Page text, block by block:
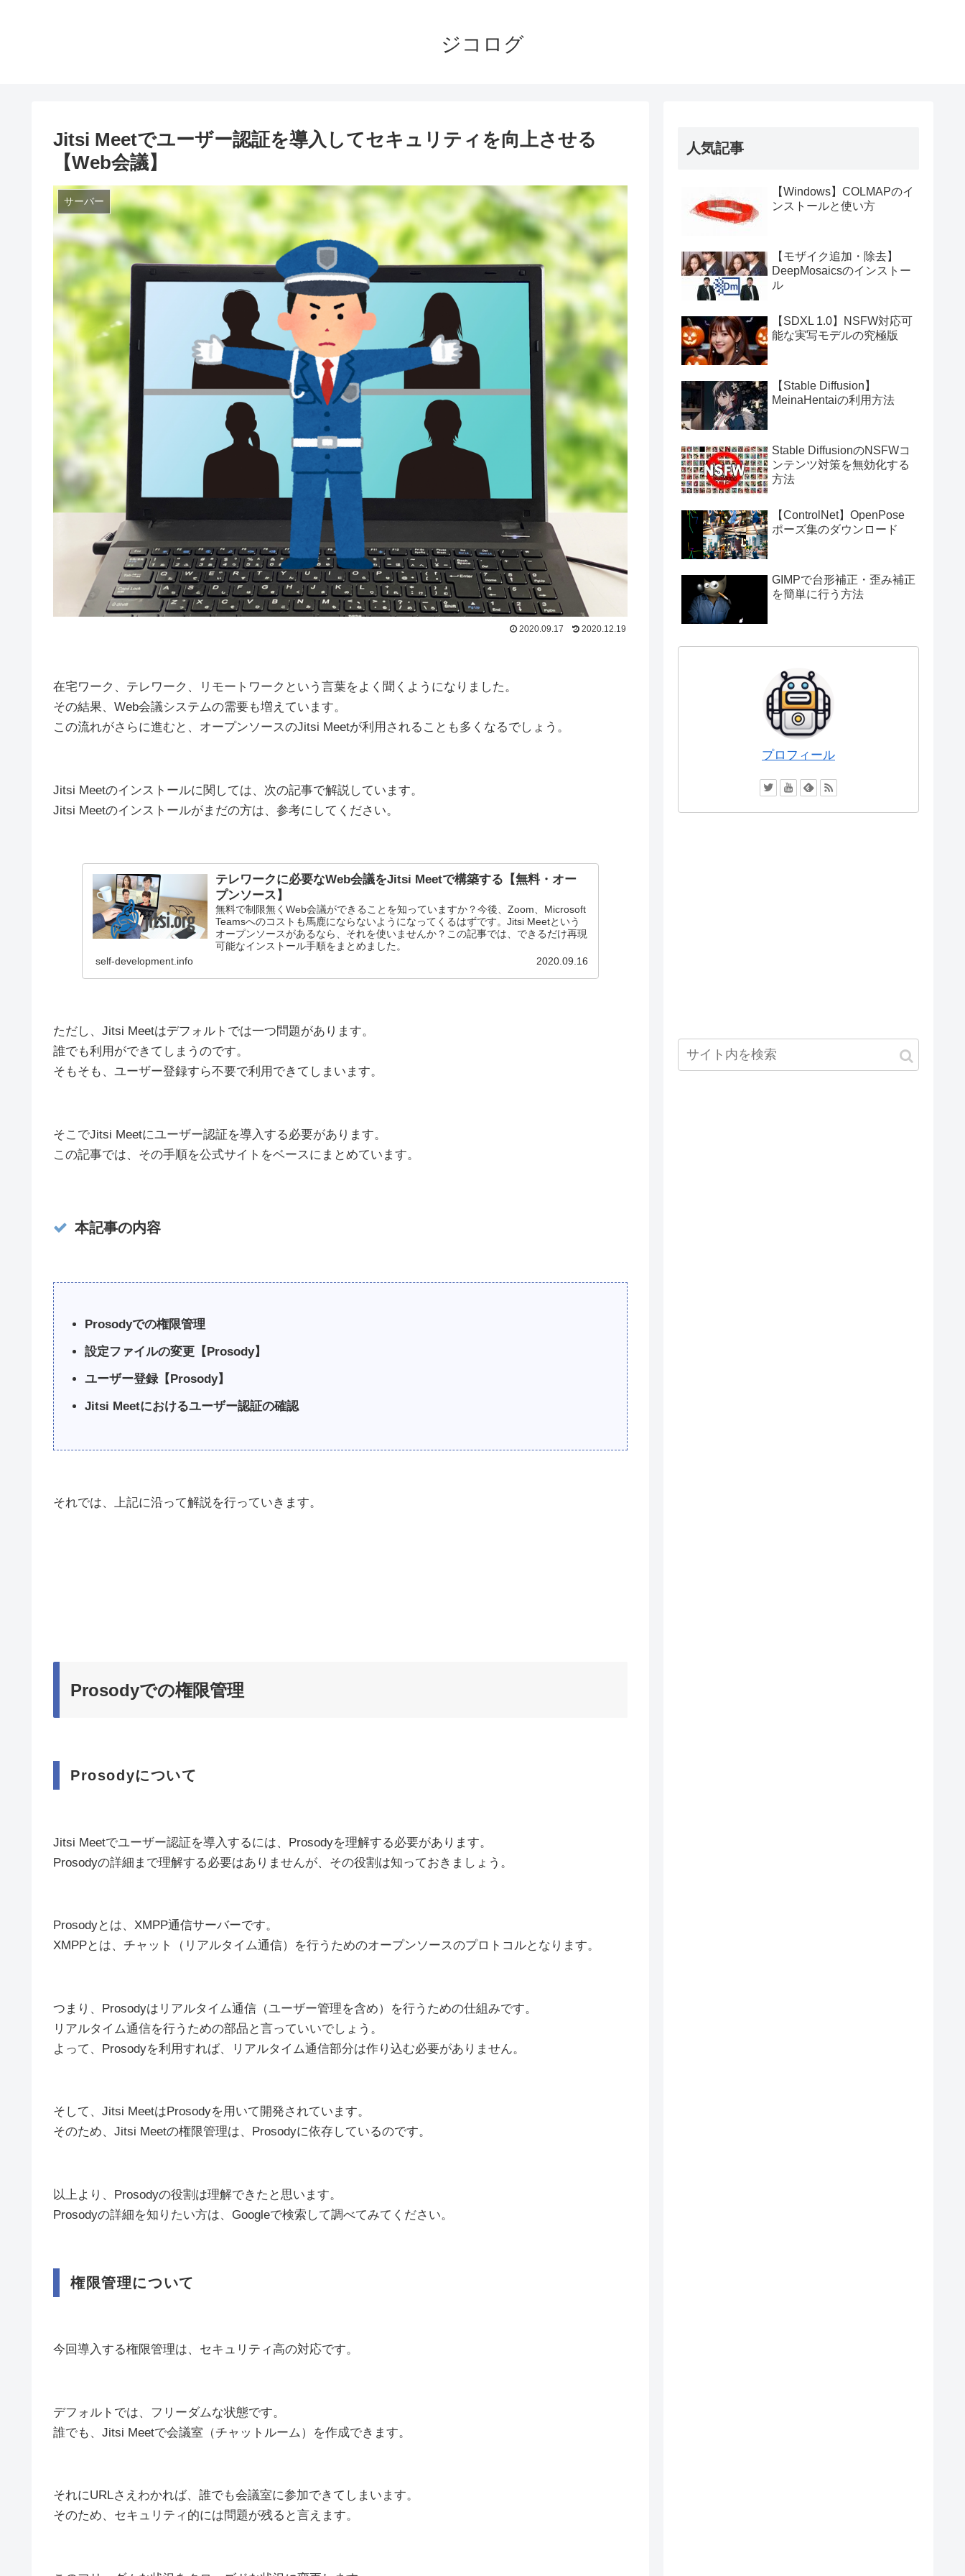
ジコログ
Jitsi Meetでユーザー認証を導入してセキュリティを向上させる
【Web会議】
サーバー
2020.12.19
2020.09.17
在宅ワーク、テレワーク、リモートワークという言葉をよく聞くようになりました。
その結果、Web会議システムの需要も増えています。
この流れがさらに進むと、オープンソースのJitsi Meetが利用されることも多くなるでしょう。
Jitsi Meetのインストールに関しては、次の記事で解説しています。
Jitsi Meetのインストールがまだの方は、参考にしてください。
テレワークに必要なWeb会議をJitsi Meetで構築する【無料・オー
プンソース】
無料で制限無くWeb会議ができることを知っていますか？今後、Zoom、Microsoft
Teamsへのコストも馬鹿にならないようになってくるはずです。Jitsi Meetという
オープンソースがあるなら、それを使いませんか？この記事では、できるだけ再現
可能なインストール手順をまとめました。
self-development.info
2020.09.16
ただし、Jitsi Meetはデフォルトでは一つ問題があります。
誰でも利用ができてしまうのです。
そもそも、ユーザー登録すら不要で利用できてしまいます。
そこでJitsi Meetにユーザー認証を導入する必要があります。
この記事では、その手順を公式サイトをベースにまとめています。
本記事の内容
Prosodyでの権限管理
設定ファイルの変更【Prosody】
ユーザー登録【Prosody】
Jitsi Meetにおけるユーザー認証の確認
それでは、上記に沿って解説を行っていきます。
Prosodyでの権限管理
Prosodyについて
Jitsi Meetでユーザー認証を導入するには、Prosodyを理解する必要があります。
Prosodyの詳細まで理解する必要はありませんが、その役割は知っておきましょう。
Prosodyとは、XMPP通信サーバーです。
XMPPとは、チャット（リアルタイム通信）を行うためのオープンソースのプロトコルとなります。
つまり、Prosodyはリアルタイム通信（ユーザー管理を含め）を行うための仕組みです。
リアルタイム通信を行うための部品と言っていいでしょう。
よって、Prosodyを利用すれば、リアルタイム通信部分は作り込む必要がありません。
そして、Jitsi MeetはProsodyを用いて開発されています。
そのため、Jitsi Meetの権限管理は、Prosodyに依存しているのです。
以上より、Prosodyの役割は理解できたと思います。
Prosodyの詳細を知りたい方は、Googleで検索して調べてみてください。
権限管理について
今回導入する権限管理は、セキュリティ高の対応です。
デフォルトでは、フリーダムな状態です。
誰でも、Jitsi Meetで会議室（チャットルーム）を作成できます。
それにURLさえわかれば、誰でも会議室に参加できてしまいます。
そのため、セキュリティ的には問題が残ると言えます。
人気記事
【Windows】COLMAPのイ
ンストールと使い方
【モザイク追加・除去】
DeepMosaicsのインストー
ル
【SDXL 1.0】NSFW対応可
能な実写モデルの究極版
【Stable Diffusion】
MeinaHentaiの利用方法
Stable DiffusionのNSFWコ
ンテンツ対策を無効化する
方法
【ControlNet】OpenPose
ポーズ集のダウンロード
GIMPで台形補正・歪み補正
を簡単に行う方法
プロフィール